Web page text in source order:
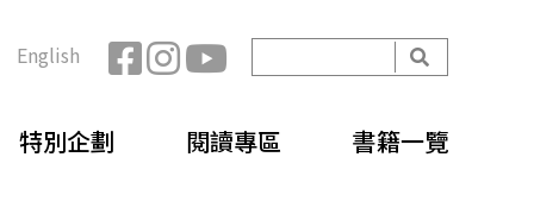
尋
始
尋
English
特別企劃 閱讀專區 書籍一覽